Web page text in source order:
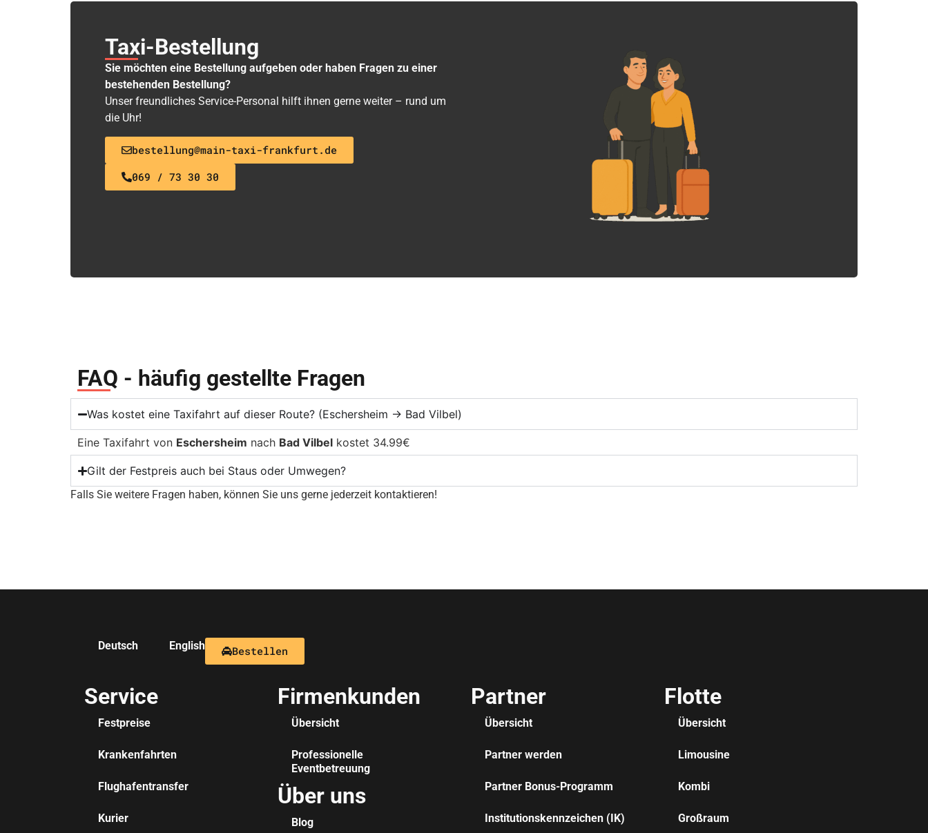
Taxi-Bestellung
Sie möchten eine Bestellung aufgeben oder haben Fragen zu einer
bestehenden Bestellung?
Unser freundliches Service-Personal hilft ihnen gerne weiter – rund um
die Uhr!
bestellung@main-taxi-frankfurt.de
069 / 73 30 30
FAQ - häufig gestellte Fragen
Was kostet eine Taxifahrt auf dieser Route? (Eschersheim → Bad Vilbel)
Eine Taxifahrt von Eschersheim nach Bad Vilbel kostet 34.99€
Gilt der Festpreis auch bei Staus oder Umwegen?
Falls Sie weitere Fragen haben, können Sie uns gerne jederzeit kontaktieren!
Deutsch English Bestellen
Service
Festpreise
Krankenfahrten
Flughafentransfer
Kurier
Firmenkunden
Übersicht
Professionelle
Eventbetreuung
Über uns
Blog
Partner
Übersicht
Partner werden
Partner Bonus-Programm
Institutionskennzeichen (IK)
Flotte
Übersicht
Limousine
Kombi
Großraum